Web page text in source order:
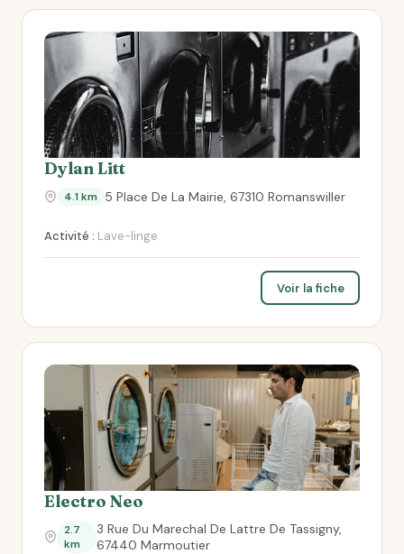
Dylan Litt
4.1 km 5 Place De La Mairie, 67310 Romanswiller
Activité : Lave-linge
Voir la fiche
Electro Neo
2.7
km
3 Rue Du Marechal De Lattre De Tassigny,
67440 Marmoutier